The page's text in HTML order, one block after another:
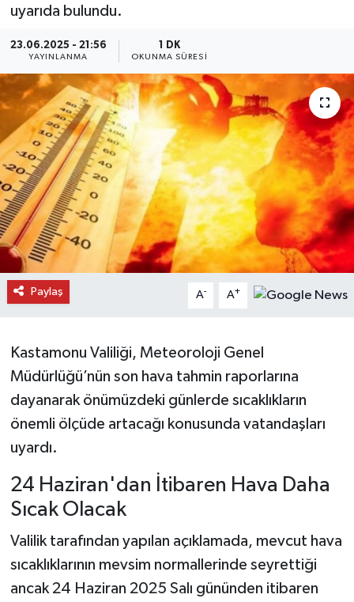
uyarıda bulundu.
23.06.2025 - 21:56
YAYINLANMA
1 DK
OKUNMA SÜRESI
Paylaş A- A+
Kastamonu Valiliği, Meteoroloji Genel
Müdürlüğü’nün son hava tahmin raporlarına
dayanarak önümüzdeki günlerde sıcaklıkların
önemli ölçüde artacağı konusunda vatandaşları
uyardı.
24 Haziran'dan İtibaren Hava Daha
Sıcak Olacak
Valilik tarafından yapılan açıklamada, mevcut hava
sıcaklıklarının mevsim normallerinde seyrettiği
ancak 24 Haziran 2025 Salı gününden itibaren
Devrekani Haberleri
Doğanyurt Haberleri
Hanönü Haberleri
İhsangazi Haberleri
İnebolu Haberleri
Merkez Haberleri
Şenpazar Haberleri
Seydiler Haberleri
Taşköprü Haberleri
Tosya Haberleri
Karadeniz Haberleri